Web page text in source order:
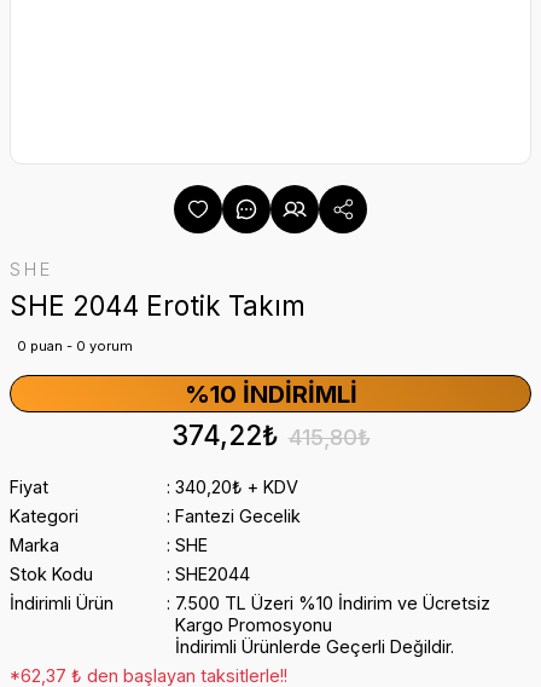
SHE
SHE 2044 Erotik Takım
0 puan - 0 yorum
%10 İNDIRIMLI
374,22₺ 415,80₺
Fiyat
340,20₺ + KDV
Kategori
Fantezi Gecelik
Marka
SHE
Stok Kodu
SHE2044
İndirimli Ürün
7.500 TL Üzeri %10 İndirim ve Ücretsiz
Kargo Promosyonu
İndirimli Ürünlerde Geçerli Değildir.
*62,37 ₺ den başlayan taksitlerle!!